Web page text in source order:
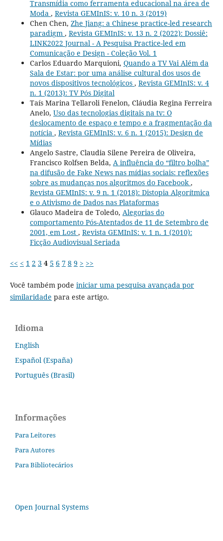
Transmídia como ferramenta educacional na área de
Moda , Revista GEMInIS: v. 10 n. 3 (2019)
Chen Chen, Zhe Jiang: a Chinese practice-led research
paradigm , Revista GEMInIS: v. 13 n. 2 (2022): Dossiê:
LINK2022 Journal - A Pesquisa Practice-led em
Comunicação e Design - Coleção Vol. 1
Carlos Eduardo Marquioni, Quando a TV Vai Além da
Sala de Estar: por uma análise cultural dos usos de
novos dispositivos tecnológicos , Revista GEMInIS: v. 4
n. 1 (2013): TV Pós Digital
Taís Marina Tellaroli Fenelon, Cláudia Regina Ferreira
Anelo, Uso das tecnologias digitais na tv: O
deslocamento de espaço e tempo e a fragmentação da
notícia , Revista GEMInIS: v. 6 n. 1 (2015): Design de
Mídias
Angelo Sastre, Claudia Silene Pereira de Oliveira,
Francisco Rolfsen Belda, A influência do “filtro bolha”
na difusão de Fake News nas mídias sociais: reflexões
sobre as mudanças nos algoritmos do Facebook,
Revista GEMInIS: v. 9 n. 1 (2018): Distopia Algorítmica
e o Ativismo de Dados nas Plataformas
Glauco Madeira de Toledo, Alegorias do
comportamento Pós-Atentados de 11 de Setembro de
2001, em Lost , Revista GEMInIS: v. 1 n. 1 (2010):
Ficção Audiovisual Seriada
<< < 1 2 3 4 5 6 7 8 9 > >>
Você também pode iniciar uma pesquisa avançada por
similaridade para este artigo.
Idioma
English
Español (España)
Português (Brasil)
Informações
Para Leitores
Para Autores
Para Bibliotecários
Open Journal Systems